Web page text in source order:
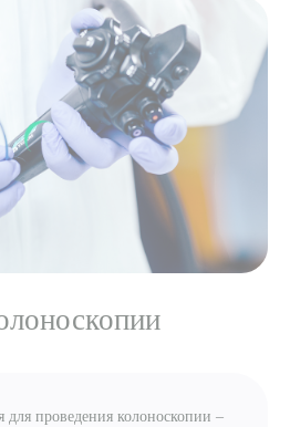
проведения колоноскопии –
данных
услугу
ПОДТВЕРДИТЬ